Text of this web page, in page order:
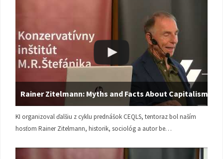
Rainer Zitelmann: Myths and Facts About Capitalism
KI organizoval ďalšiu z cyklu prednášok CEQLS, tentoraz bol naším
hosťom Rainer Zitelmann, historik, sociológ a autor be…